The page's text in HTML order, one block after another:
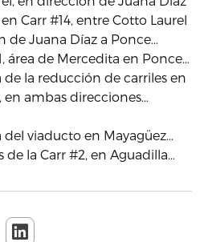
Carr #14, entre Cotto Laurel
de Juana Díaz a Ponce…
área de Mercedita en Ponce…
de la reducción de carriles en
en ambas direcciones…
del viaducto en Mayagüez…
la Carr #2, en Aguadilla…